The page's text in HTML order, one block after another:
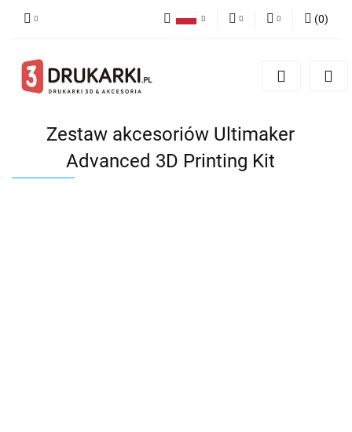
English
Zarejestruj się
(0)
Zestaw akcesoriów Ultimaker
Advanced 3D Printing Kit